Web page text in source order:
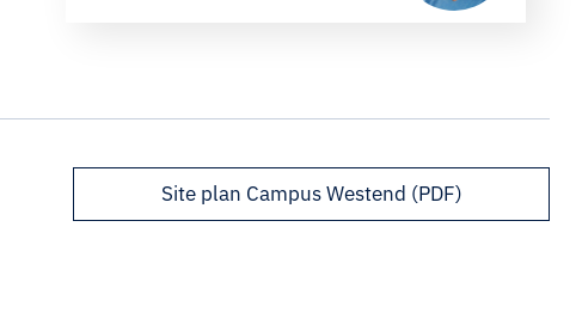
Site plan Campus Westend (PDF)